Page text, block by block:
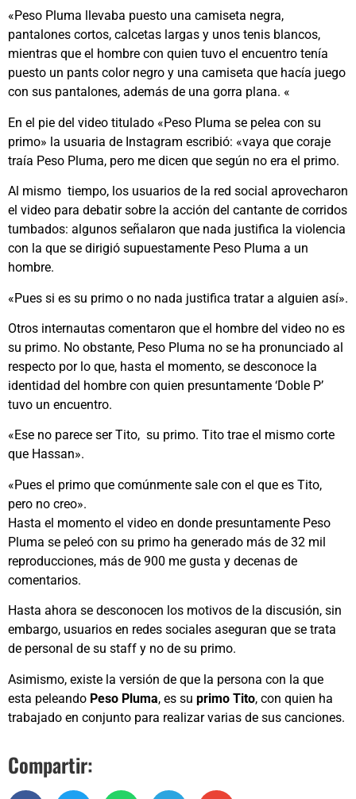
«Peso Pluma llevaba puesto una camiseta negra,
pantalones cortos, calcetas largas y unos tenis blancos,
mientras que el hombre con quien tuvo el encuentro tenía
puesto un pants color negro y una camiseta que hacía juego
con sus pantalones, además de una gorra plana. «
En el pie del video titulado «Peso Pluma se pelea con su
primo» la usuaria de Instagram escribió: «vaya que coraje
traía Peso Pluma, pero me dicen que según no era el primo.
Al mismo tiempo, los usuarios de la red social aprovecharon
el video para debatir sobre la acción del cantante de corridos
tumbados: algunos señalaron que nada justifica la violencia
con la que se dirigió supuestamente Peso Pluma a un
hombre.
«Pues si es su primo o no nada justifica tratar a alguien así».
Otros internautas comentaron que el hombre del video no es
su primo. No obstante, Peso Pluma no se ha pronunciado al
respecto por lo que, hasta el momento, se desconoce la
identidad del hombre con quien presuntamente ‘Doble P’
tuvo un encuentro.
«Ese no parece ser Tito, su primo. Tito trae el mismo corte
que Hassan».
«Pues el primo que comúnmente sale con el que es Tito,
pero no creo».
Hasta el momento el video en donde presuntamente Peso
Pluma se peleó con su primo ha generado más de 32 mil
reproducciones, más de 900 me gusta y decenas de
comentarios.
Hasta ahora se desconocen los motivos de la discusión, sin
embargo, usuarios en redes sociales aseguran que se trata
de personal de su staff y no de su primo.
Asimismo, existe la versión de que la persona con la que
esta peleando Peso Pluma, es su primo Tito, con quien ha
trabajado en conjunto para realizar varias de sus canciones.
Compartir: